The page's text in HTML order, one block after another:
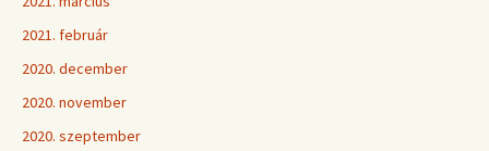
2021. február
2020. december
2020. november
2020. szeptember